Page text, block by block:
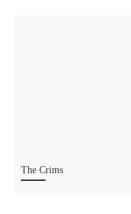
The Crims